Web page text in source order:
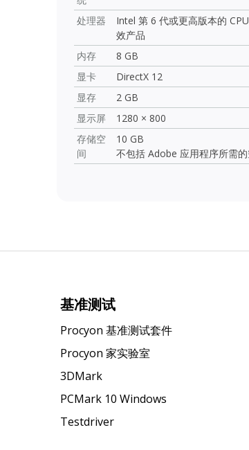
处理器
Intel 第 6 代或更高版本的
效产品
内存
8 GB
显卡
DirectX 12
显存
2 GB
显示屏
1280 × 800
存储空
间
10 GB
不包括 Adobe 应用程序所需
基准测试
Procyon 基准测试套件
Procyon 家实验室
3DMark
PCMark 10 Windows
Testdriver